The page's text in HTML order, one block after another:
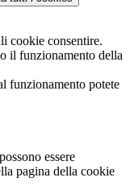
cookie consentire.
il funzionamento della
funzionamento potete
essere
pagina della cookie